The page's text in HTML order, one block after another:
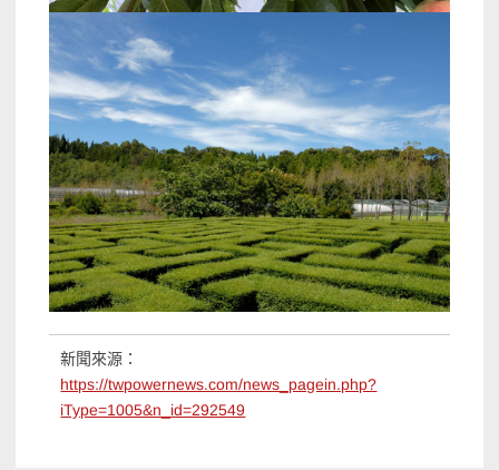
新聞來源：
https://twpowernews.com/news_pagein.php?
iType=1005&n_id=292549